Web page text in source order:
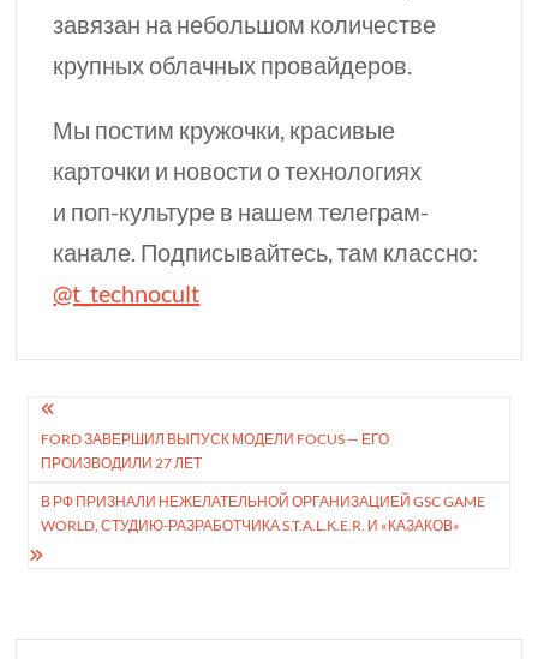
завязан на небольшом количестве
крупных облачных провайдеров.
Мы постим кружочки, красивые
карточки и новости о технологиях
и поп-культуре в нашем телеграм-
канале. Подписывайтесь, там классно:
@t_technocult
Навигация
по
записям
FORD ЗАВЕРШИЛ ВЫПУСК МОДЕЛИ FOCUS — ЕГО
ПРОИЗВОДИЛИ 27 ЛЕТ
В РФ ПРИЗНАЛИ НЕЖЕ­ЛАТЕЛЬНОЙ ОРГАНИЗА­ЦИЕЙ GSC GAME
WORLD, СТУДИЮ-РАЗРА­БОТЧИКА S.T.A.L.K.E.R. И «КАЗАКОВ»